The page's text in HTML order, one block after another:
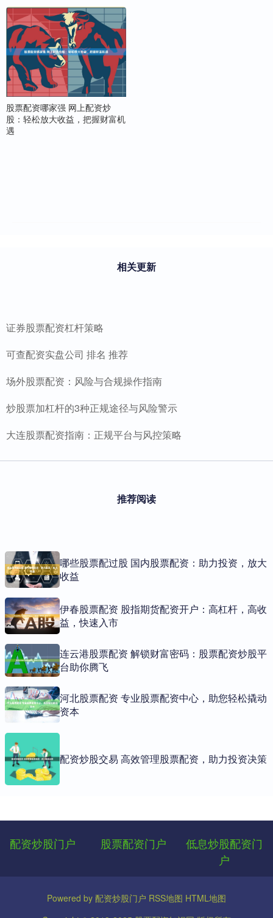
股票配资哪家强 网上配资炒
股：轻松放大收益，把握财富机
遇
相关更新
证券股票配资杠杆策略
可查配资实盘公司 排名 推荐
场外股票配资：风险与合规操作指南
炒股票加杠杆的3种正规途径与风险警示
大连股票配资指南：正规平台与风控策略
推荐阅读
哪些股票配过股 国内股票配资：助力投资，放大
收益
伊春股票配资 股指期货配资开户：高杠杆，高收
益，快速入市
连云港股票配资 解锁财富密码：股票配资炒股平
台助你腾飞
河北股票配资 专业股票配资中心，助您轻松撬动
资本
配资炒股交易 高效管理股票配资，助力投资决策
配资炒股门户 股票配资门户
低息炒股配资门
户
Powered by 配资炒股门户 RSS地图 HTML地图